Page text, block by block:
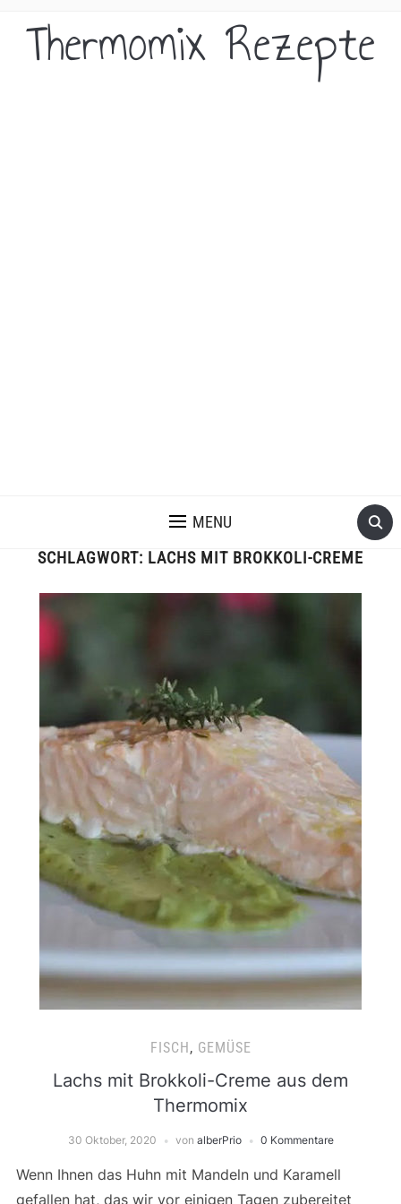
Thermomix Rezepte
MENU
SCHLAGWORT: LACHS MIT BROKKOLI-CREME
FISCH, GEMÜSE
Lachs mit Brokkoli-Creme aus dem
Thermomix
30 Oktober, 2020 von alberPrio 0 Kommentare
Wenn Ihnen das Huhn mit Mandeln und Karamell
gefallen hat, das wir vor einigen Tagen zubereitet